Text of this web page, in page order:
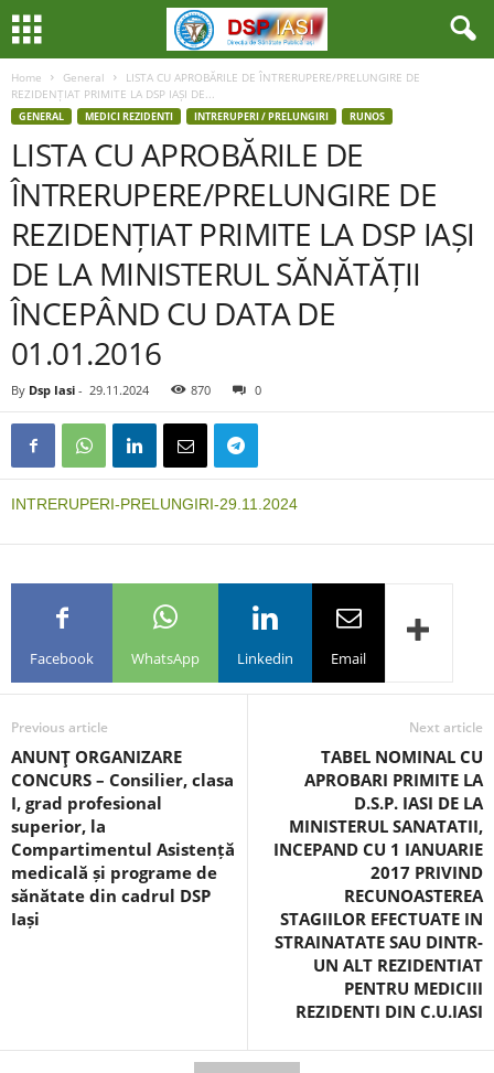
Home General
LISTA CU APROBĂRILE DE ÎNTRERUPERE/PRELUNGIRE DE
REZIDENȚIAT PRIMITE LA DSP IAȘI DE...
GENERAL MEDICI REZIDENTI INTRERUPERI / PRELUNGIRI RUNOS
LISTA CU APROBĂRILE DE
ÎNTRERUPERE/PRELUNGIRE DE
REZIDENȚIAT PRIMITE LA DSP IAȘI
DE LA MINISTERUL SĂNĂTĂȚII
ÎNCEPÂND CU DATA DE
01.01.2016
By Dsp Iasi - 29.11.2024 870 0
INTRERUPERI-PRELUNGIRI-29.11.2024
Facebook WhatsApp Linkedin Email
Previous article
ANUNŢ ORGANIZARE
CONCURS – Consilier, clasa
I, grad profesional
superior, la
Compartimentul Asistență
medicală și programe de
sănătate din cadrul DSP
Iași
Next article
TABEL NOMINAL CU
APROBARI PRIMITE LA
D.S.P. IASI DE LA
MINISTERUL SANATATII,
INCEPAND CU 1 IANUARIE
2017 PRIVIND
RECUNOASTEREA
STAGIILOR EFECTUATE IN
STRAINATATE SAU DINTR-
UN ALT REZIDENTIAT
PENTRU MEDICIII
REZIDENTI DIN C.U.IASI